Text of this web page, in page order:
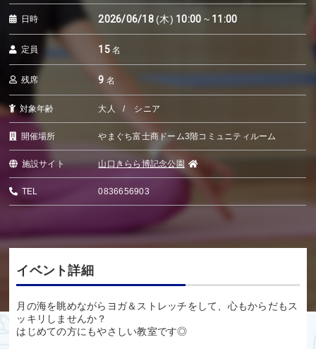
日時 2026/06/18 (木) 10:00 ~ 11:00
定員 15名
残席 9 名
対象年齢 大人 シニア
開催場所 やまぐち富士商ドーム3階コミュニティルーム
施設サイト 山口きらら博記念公園
TEL 0836656903
イベント詳細
月の海を眺めながらヨガ＆ストレッチをして、心もからだもス
ッキリしませんか？
はじめての方にもやさしい教室です◎